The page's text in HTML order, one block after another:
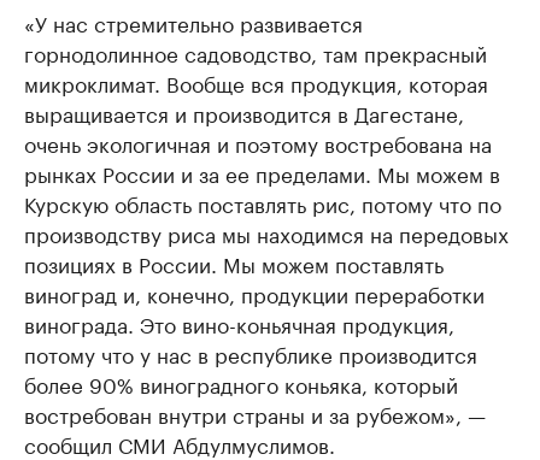
«У нас стремительно развивается
горнодолинное садоводство, там прекрасный
микроклимат. Вообще вся продукция, которая
выращивается и производится в Дагестане,
очень экологичная и поэтому востребована на
рынках России и за ее пределами. Мы можем в
Курскую область поставлять рис, потому что по
производству риса мы находимся на передовых
позициях в России. Мы можем поставлять
виноград и, конечно, продукции переработки
винограда. Это вино-коньячная продукция,
потому что у нас в республике производится
более 90% виноградного коньяка, который
востребован внутри страны и за рубежом», —
сообщил СМИ Абдулмуслимов.